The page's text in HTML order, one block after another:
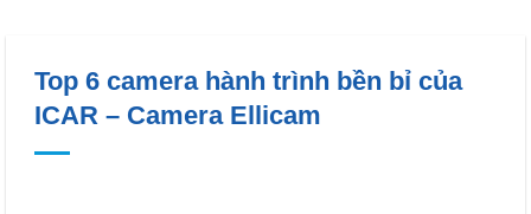
Top 6 camera hành trình bền bỉ của
ICAR – Camera Ellicam